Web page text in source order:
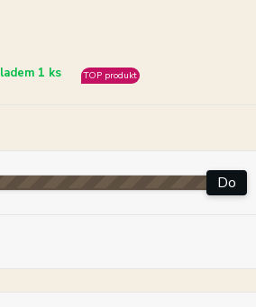
1 ks TOP produkt
Do